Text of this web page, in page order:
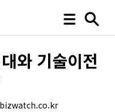
와 기술이전